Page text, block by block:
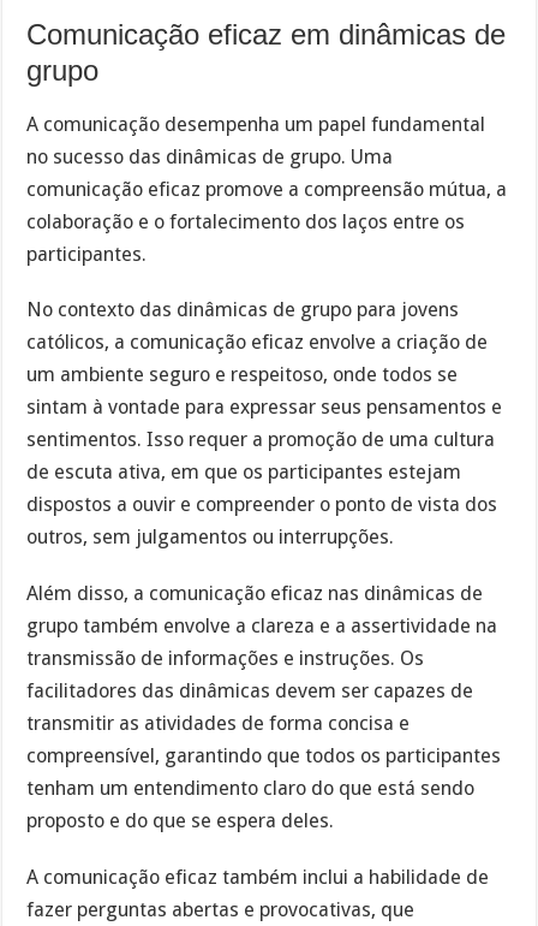
Comunicação eficaz em dinâmicas de
grupo
A comunicação desempenha um papel fundamental
no sucesso das dinâmicas de grupo. Uma
comunicação eficaz promove a compreensão mútua, a
colaboração e o fortalecimento dos laços entre os
participantes.
No contexto das dinâmicas de grupo para jovens
católicos, a comunicação eficaz envolve a criação de
um ambiente seguro e respeitoso, onde todos se
sintam à vontade para expressar seus pensamentos e
sentimentos. Isso requer a promoção de uma cultura
de escuta ativa, em que os participantes estejam
dispostos a ouvir e compreender o ponto de vista dos
outros, sem julgamentos ou interrupções.
Além disso, a comunicação eficaz nas dinâmicas de
grupo também envolve a clareza e a assertividade na
transmissão de informações e instruções. Os
facilitadores das dinâmicas devem ser capazes de
transmitir as atividades de forma concisa e
compreensível, garantindo que todos os participantes
tenham um entendimento claro do que está sendo
proposto e do que se espera deles.
A comunicação eficaz também inclui a habilidade de
fazer perguntas abertas e provocativas, que